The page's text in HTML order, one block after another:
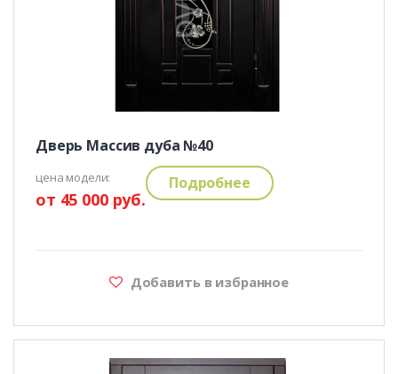
Дверь Массив дуба №40
цена модели:
от 45 000 руб.
Подробнее
Добавить в избранное